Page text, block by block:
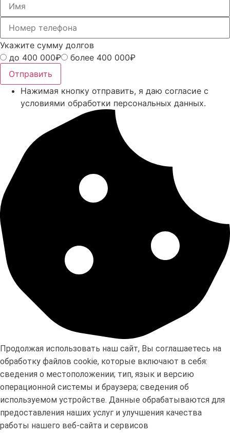
Укажите сумму долгов
до 400 000₽
более 400 000₽
Отправить
Нажимая кнопку отправить, я даю согласие с
условиями обработки персональных данных.
Продолжая использовать наш сайт, Вы соглашаетесь на
обработку файлов cookie, которые включают в себя:
сведения о местоположении; тип, язык и версию
операционной системы и браузера; сведения об
используемом устройстве. Данные обрабатываются для
предоставления наших услуг и улучшения качества
работы нашего веб-сайта и сервисов